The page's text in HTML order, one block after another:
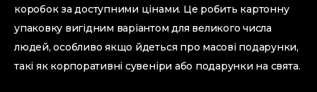
коробок за доступними цінами. Це робить картонну
упаковку вигідним варіантом для великого числа
людей, особливо якщо йдеться про масові подарунки,
такі як корпоративні сувеніри або подарунки на свята.